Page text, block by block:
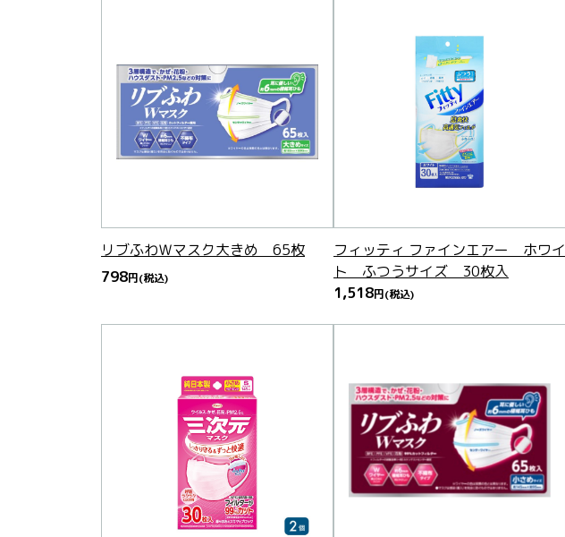
リブふわＷマスク大きめ 65枚
798円(税込)
フィッティ ファインエアー ホワイ
ト ふつうサイズ 30枚入
1,518円(税込)